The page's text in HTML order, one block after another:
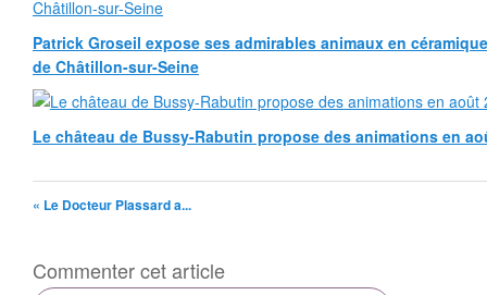
Patrick Groseil expose ses admirables animaux en
de Châtillon-sur-Seine
Le château de Bussy-Rabutin propose des animations en
« Le Docteur Plassard a...
Commenter cet article